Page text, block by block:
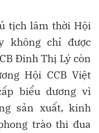
tịch lâm thời Hội
không chỉ được
Đinh Thị Lý còn
Hội CCB Việt
biểu dương vì
sản xuất, kinh
trào thi đua